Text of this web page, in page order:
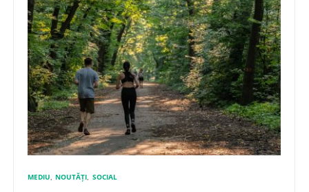
MEDIU NOUTĂȚI SOCIAL